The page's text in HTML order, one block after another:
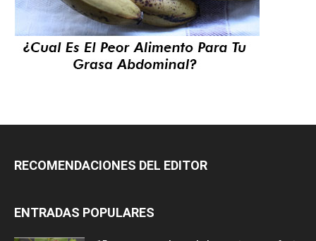
RECOMENDACIONES DEL EDITOR
ENTRADAS POPULARES